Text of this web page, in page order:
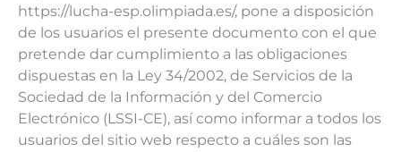
https://lucha-esp.olimpiada.es/, pone a disposición
de los usuarios el presente documento con el que
pretende dar cumplimiento a las obligaciones
dispuestas en la Ley 34/2002, de Servicios de la
Sociedad de la Información y del Comercio
Electrónico (LSSI-CE), así como informar a todos los
usuarios del sitio web respecto a cuáles son las